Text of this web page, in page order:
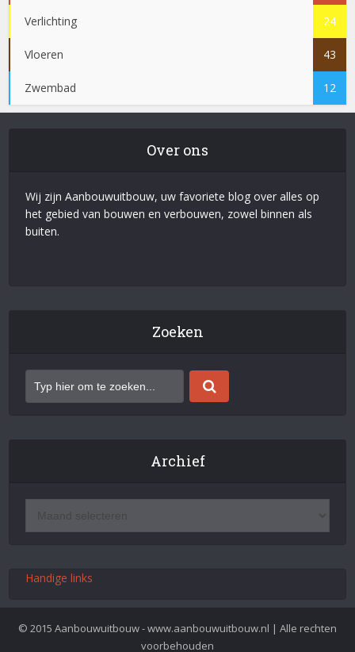
Verlichting 24
Vloeren 43
Zwembad 12
Over ons
Wij zijn Aanbouwuitbouw, uw favoriete blog over alles op
het gebied van bouwen en verbouwen, zowel binnen als
buiten.
Zoeken
Archief
Handige links
© 2015 Aanbouwuitbouw - www.aanbouwuitbouw.nl | Alle rechten
voorbehouden